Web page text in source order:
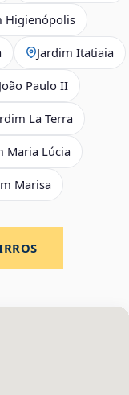
Higienópolis
Jardim Itatiaia
Paulo II
La Terra
Maria Lúcia
Marisa